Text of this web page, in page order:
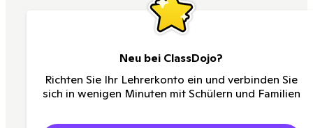
Neu bei ClassDojo?
Richten Sie Ihr Lehrerkonto ein und verbinden Sie
sich in wenigen Minuten mit Schülern und Familien